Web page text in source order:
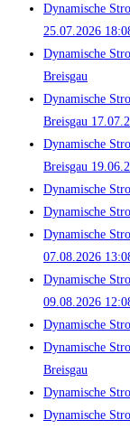
Dynamische
25.07.2026
Dynamische
Breisgau
Dynamische
Breisgau
Dynamische
Breisgau
Dynamische
Dynamische
Dynamische
07.08.2026
Dynamische
09.08.2026
Dynamische
Dynamische
Breisgau
Dynamische
Dynamische